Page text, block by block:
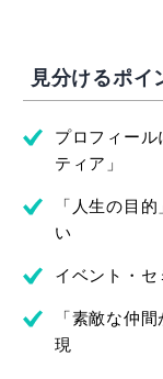
見分けるポイ
プロフィー
ティア」
「人生の目
い
イベント・
「素敵な仲
現